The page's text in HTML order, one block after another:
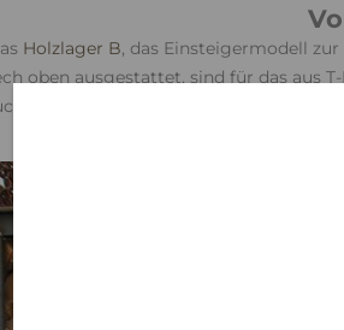
Holzlager B, das Einsteigermodell
oben ausgestattet, sind für das aus
noch einen Beitrag zur Biodiversität